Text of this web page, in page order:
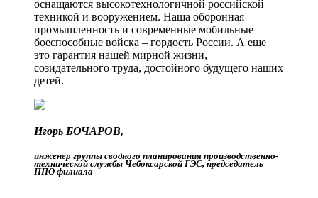
оснащаются высокотехнологичной российской
техникой и вооружением. Наша оборонная
промышленность и современные мобильные
боеспособные войска – гордость России. А еще
это гарантия нашей мирной жизни,
созидательного труда, достойного будущего наших
детей.
Игорь БОЧАРОВ,
инженер группы сводного планирования производственно-
технической службы Чебоксарской ГЭС, председатель
ППО филиала